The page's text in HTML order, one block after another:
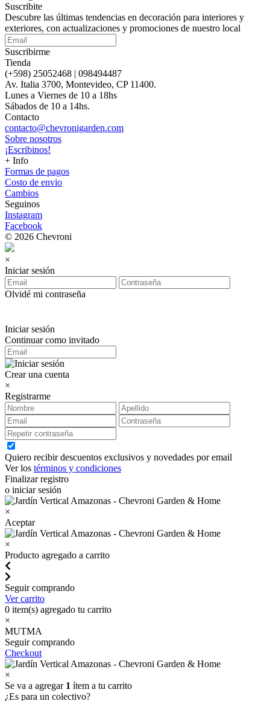
Suscribite
Descubre las últimas tendencias en decoración para interiores y
exteriores, con actualizaciones y promociones de nuestro local
Suscribirme
Tienda
(+598) 25052468 | 098494487
Av. Italia 3700, Montevideo, CP 11400.
Lunes a Viernes de 10 a 18hs
Sábados de 10 a 14hs.
Contacto
contacto@chevronigarden.com
Sobre nosotros
¡Escribinos!
+ Info
Formas de pagos
Costo de envio
Cambios
Seguinos
Instagram
Facebook
© 2026 Chevroni
×
Iniciar sesión
Olvidé mi contraseña
Iniciar sesión
Continuar como invitado
Crear una cuenta
×
Registrarme
Quiero recibir descuentos exclusivos y novedades por email
Ver los términos y condiciones
Finalizar registro
o iniciar sesión
×
Aceptar
×
Producto agregado a carrito
Seguir comprando
Ver carrito
0 item(s) agregado tu carrito
×
MUTMA
Seguir comprando
Checkout
×
Se va a agregar 1 ítem a tu carrito
¿Es para un colectivo?